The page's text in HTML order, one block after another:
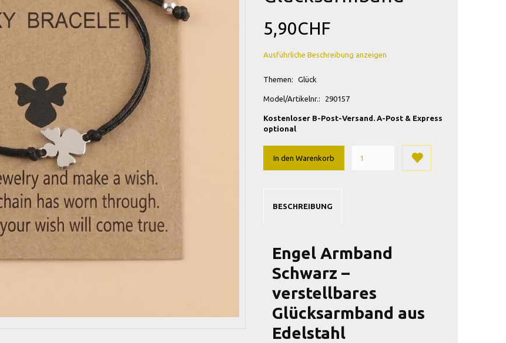
5,90CHF
Ausführliche Beschreibung anzeigen
Themen: Glück
Model/Artikelnr.: 290157
Kostenloser B-Post-Versand. A-Post & Express
optional
In den Warenkorb
BESCHREIBUNG
Engel Armband
Schwarz –
verstellbares
Glücksarmband aus
Edelstahl